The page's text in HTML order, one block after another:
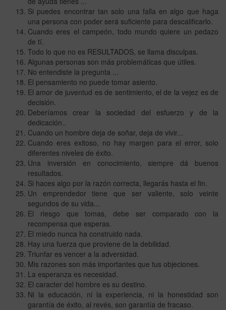
Si puedes encontrar tan solo una falla en algo que haga
una persona con poder será suficiente para descalificarlo.
Cuando eres el campeón, todo mundo quiere un pedazo
de tí.
Todo lo que no es RESULTADOS, se llama disculpas.
Algunas personas son más problemáticas que útiles.
No entendiste la pregunta ...
El pensamiento no puede tomar asiento.
El amor de juventud es de sentimiento, el de la vejez es de
decisión.
Deberíamos crear la sociedad del esfuerzo y de la
dedicación..
Cuando un hombre deja de soñar, deja de vivir...
Cuando eres exitoso, no hay margen para el error, solo
diferentes niveles de éxito.
Una inversión en conocimiento, siempre dá buenos
resultados.
Si haces algo por la razón correcta, llegarás hasta el fin.
Un emprendedor tiene que ser valiente, solo veinte
segundos de su vida...
El riesgo que tomas, debe ser comparado con la
recompensa que esperas.
El miedo nunca ha construido nada.
Hay una fuerza que proviene de la debilidad.
Triunfar es vencer a la adversidad.
Mis razones son más importantes que tus objeciones.
La esperanza es necesidad.
El caracter del hombre es su destino.
Ni la educación, ni la experiencia, ni la honestidad son
garantía de éxito, al revés, son garantía de fracaso.